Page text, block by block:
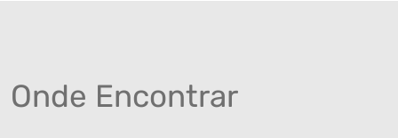
Onde Encontrar